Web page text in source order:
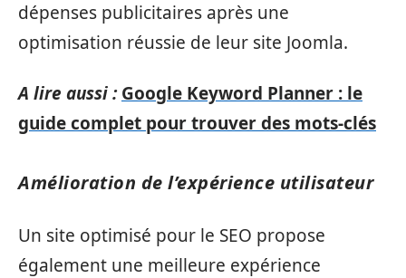
dépenses publicitaires après une
optimisation réussie de leur site Joomla.
A lire aussi : Google Keyword Planner : le
guide complet pour trouver des mots-clés
Amélioration de l’expérience utilisateur
Un site optimisé pour le SEO propose
également une meilleure expérience